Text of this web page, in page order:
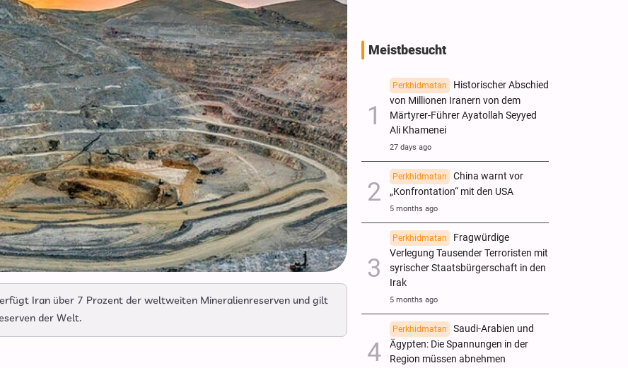
Iran über 7 Prozent der weltweiten Mineralienreserven und gilt
der Welt.
Meistbesucht
Perkhidmatan
Historischer Abschied
von Millionen Iranern von dem
Märtyrer-Führer Ayatollah Seyyed
Ali Khamenei
27 days ago
Perkhidmatan
China warnt vor
„Konfrontation“ mit den USA
5 months ago
Perkhidmatan
Fragwürdige
Verlegung Tausender Terroristen mit
syrischer Staatsbürgerschaft in den
Irak
5 months ago
Perkhidmatan
Saudi-Arabien und
Ägypten: Die Spannungen in der
Region müssen abnehmen